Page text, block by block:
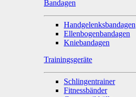
Bandagen
Handgelenksbandagen
Ellenbogenbandagen
Kniebandagen
Trainingsgeräte
Schlingentrainer
Fitnessbänder